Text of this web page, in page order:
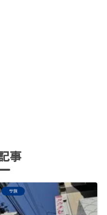
事
サ旅